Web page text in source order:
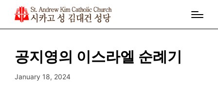
공지영의 이스라엘 순례기
January 18, 2024